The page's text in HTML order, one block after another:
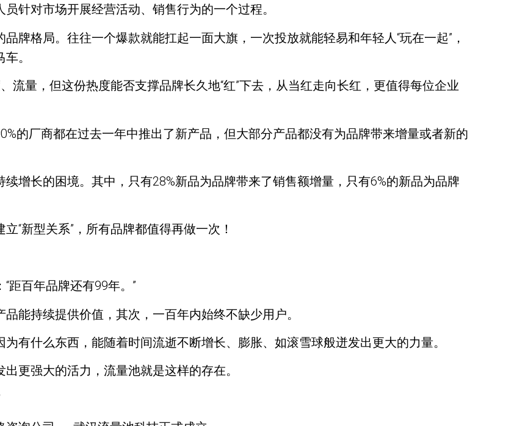
针对市场开展经营活动、销售行为的一个过程。
牌格局。往往一个爆款就能扛起一面大旗，一次投放就能轻易和年轻人“玩在一起”，
。
流量，但这份热度能否支撑品牌长久地“红”下去，从当红走向长红，更值得每位企业
的厂商都在过去一年中推出了新产品，但大部分产品都没有为品牌带来增量或者新的
增长的困境。其中，只有28%新品为品牌带来了销售额增量，只有6%的新品为品牌
“新型关系”，所有品牌都值得再做一次！
距百年品牌还有99年。”
能持续提供价值，其次，一百年内始终不缺少用户。
有什么东西，能随着时间流逝不断增长、膨胀、如滚雪球般迸发出更大的力量。
更强大的活力，流量池就是这样的存在。